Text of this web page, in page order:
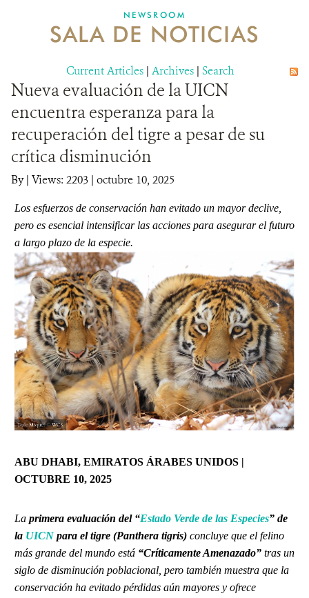
MECANISMO DE ATENCIÓN DE QUEJAS Y RECLAMOS
DONA
NEWSROOM
SALA DE NOTICIAS
Current Articles | Archives | Search
Nueva evaluación de la UICN
encuentra esperanza para la
recuperación del tigre a pesar de su
crítica disminución
By| Views: 2203 | octubre 10, 2025
Los esfuerzos de conservación han evitado un mayor declive,
pero es esencial intensificar las acciones para asegurar el futuro
a largo plazo de la especie.
ABU DHABI, EMIRATOS ÁRABES UNIDOS |
OCTUBRE 10, 2025
La primera evaluación del “Estado Verde de las Especies” de
la UICN para el tigre (Panthera tigris) concluye que el felino
más grande del mundo está “Críticamente Amenazado” tras un
siglo de disminución poblacional, pero también muestra que la
conservación ha evitado pérdidas aún mayores y ofrece